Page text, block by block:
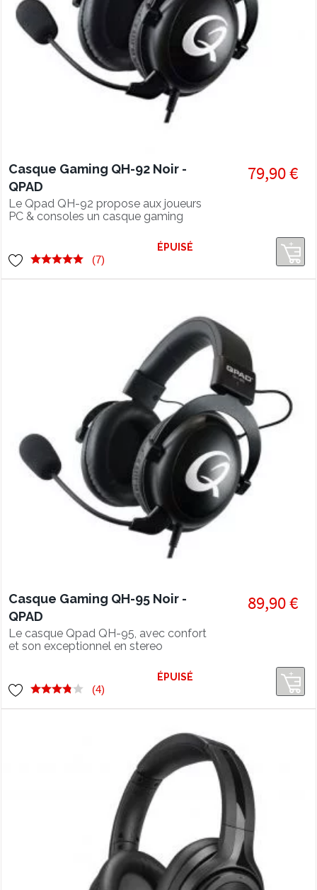
Casque Gaming QH-92 Noir -
QPAD
Le Qpad QH-92 propose aux joueurs
PC & consoles un casque gaming
audiophile - son micro détachable en
fait un casque vraiment polyvalent.
79,90 €
(7)
ÉPUISÉ
Casque Gaming QH-95 Noir -
QPAD
Le casque Qpad QH-95, avec confort
et son exceptionnel en stereo
89,90 €
(4)
ÉPUISÉ